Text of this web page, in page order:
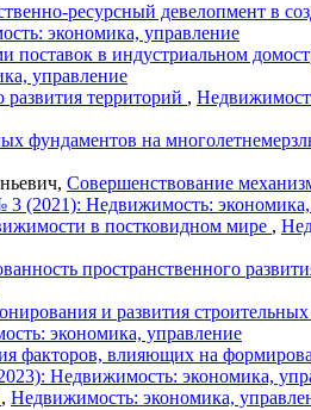
ресурсный девелопмент в
экономика, управление
поставок в индустриальном
управление
территорий ,
фундаментов на
Совершенствование
(2021): Недвижимость:
в постковидном мире ,
пространственного
и развития
экономика, управление
факторов, влияющих на
Недвижимость: экономика,
, Недвижимость: экономика,